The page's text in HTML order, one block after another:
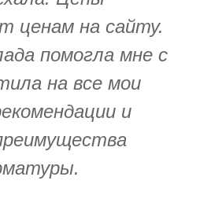
ценам на сайту.
помогла мне с
на все мои
и